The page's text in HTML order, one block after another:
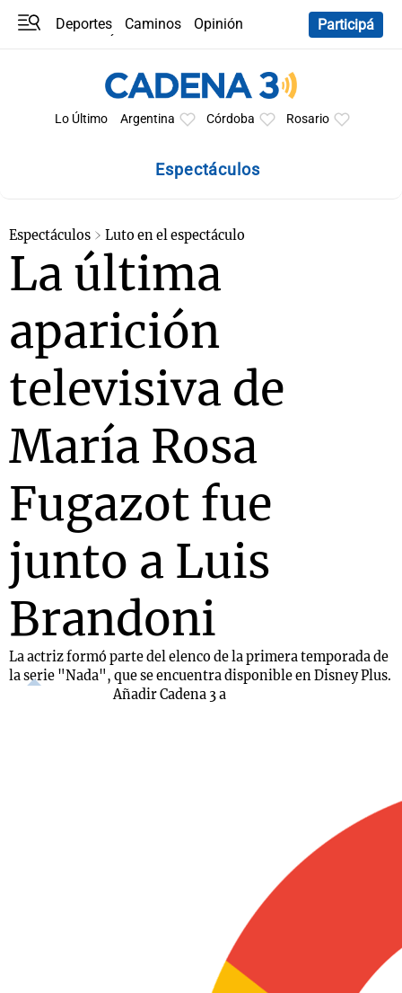
Deportes Caminos
Opinión
Participá
Lo Último Argentina Córdoba Rosario
Espectáculos
Espectáculos Luto en el espectáculo
La última
aparición
televisiva de
María Rosa
Fugazot fue
junto a Luis
Brandoni
La actriz formó parte del elenco de la primera temporada de
la serie "Nada", que se encuentra disponible en Disney Plus.
Añadir Cadena 3 a
Notas